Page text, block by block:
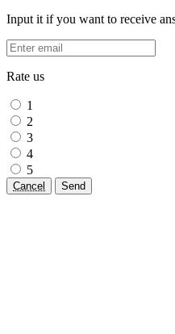
Input it if you want to receive
Rate us
1
2
3
4
5
Cancel Send